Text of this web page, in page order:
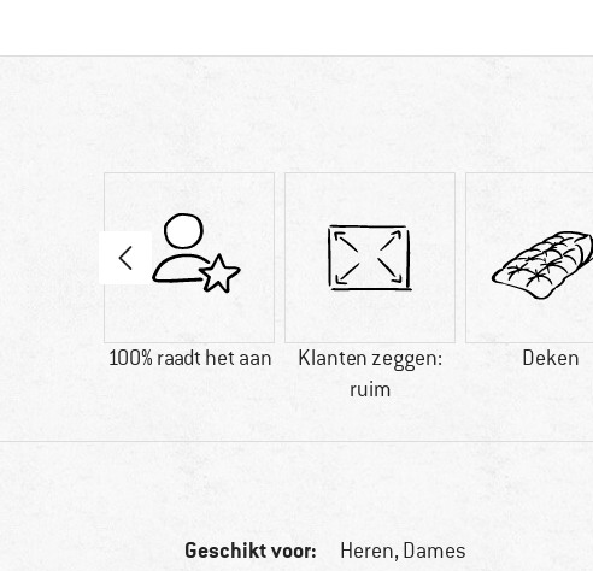
100% raadt het aan
Klanten zeggen:
ruim
Deken
Geschikt voor: Heren, Dames